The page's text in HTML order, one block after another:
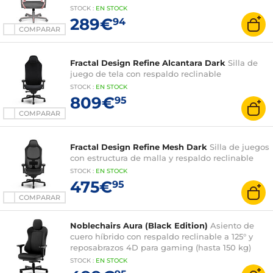
COMPARAR
STOCK : EN STOCK
289€94
COMPARAR
Fractal Design Refine Alcantara Dark Silla de
juego de tela con respaldo reclinable
STOCK : EN STOCK
809€95
COMPARAR
Fractal Design Refine Mesh Dark Silla de juegos
con estructura de malla y respaldo reclinable
STOCK : EN STOCK
475€95
Noblechairs Aura (Black Edition) Asiento de
cuero híbrido con respaldo reclinable a 125° y
reposabrazos 4D para gaming (hasta 150 kg)
STOCK : EN STOCK